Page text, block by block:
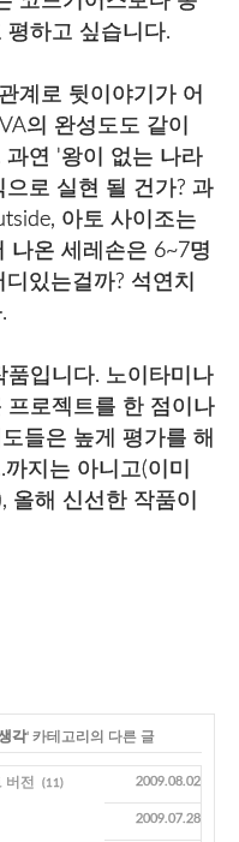
평하고 싶습니다.
계로 뒷이야기가 어
의 완성도도 같이
과연 '왕이 없는 나라
로 실현 될 건가? 과
아토 사이조는
나온 세레손은 6~7명
있는걸까? 석연치
품입니다. 노이타미나
프로젝트를 한 점이나
들은 높게 평가를 해
지는 아니고(이미
올해 신선한 작품이
각' 카테고리의 다른 글
버전 (11) 2009.08.02
2009.07.28